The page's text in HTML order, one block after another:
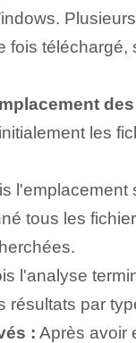
les
l'emplacement
tous les
l'analyse
par
: Après avoir